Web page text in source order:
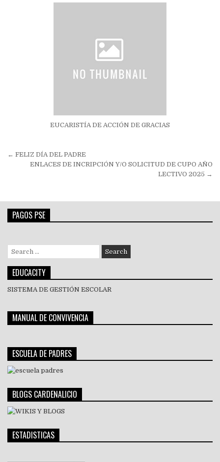
EUCARISTÍA DE ACCIÓN DE GRACIAS
Navegación
← FELIZ DÍA DEL PADRE
ENLACES DE INCRIPCIÓN Y/O SOLICITUD DE CUPO AÑO
LECTIVO 2025 →
PAGOS PSE
Search
for:
EDUCACITY
SISTEMA DE GESTIÓN ESCOLAR
MANUAL DE CONVIVENCIA
ESCUELA DE PADRES
BLOGS CARDENALICIO
ESTADISTICAS